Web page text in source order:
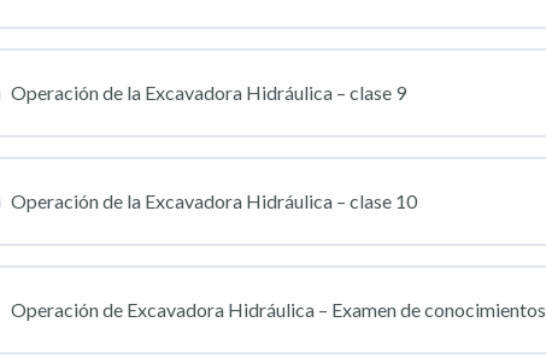
Operación de la Excavadora Hidráulica – clase 9
Operación de la Excavadora Hidráulica – clase 10
Operación de Excavadora Hidráulica – Examen de conocimientos